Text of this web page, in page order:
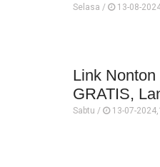
Selasa / 13-08-
Link
GRATIS,
Sabtu / 13-07-